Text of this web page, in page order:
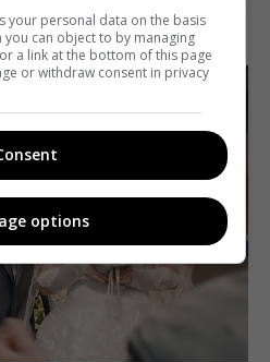
your personal data on the basis
can object to by managing
a link at the bottom of this page
or withdraw consent in privacy
options